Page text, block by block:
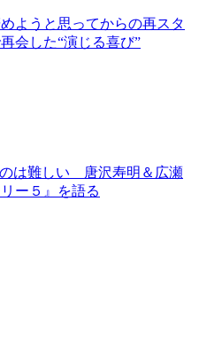
ようと思ってからの再スタ
会した“演じる喜び”
は難しい 唐沢寿明＆広瀬
ー５』を語る